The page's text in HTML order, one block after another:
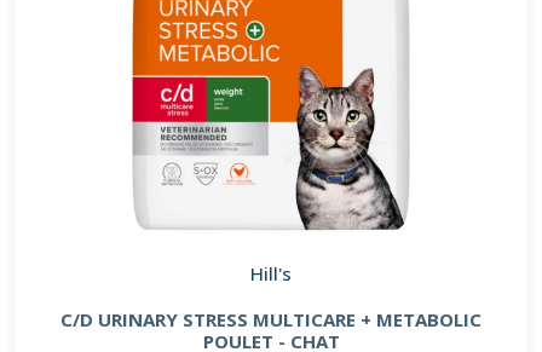
Hill's
C/D URINARY STRESS MULTICARE + METABOLIC
POULET - CHAT